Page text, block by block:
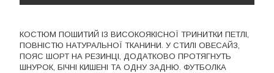
КОСТЮМ ПОШИТИЙ ІЗ ВИСОКОЯКІСНОЇ ТРИНИТКИ ПЕТЛІ,
ПОВНІСТЮ НАТУРАЛЬНОЇ ТКАНИНИ. У СТИЛІ ОВЕСАЙЗ,
ПОЯС ШОРТ НА РЕЗИНЦІ, ДОДАТКОВО ПРОТЯГНУТЬ
ШНУРОК, БІЧНІ КИШЕНІ ТА ОДНУ ЗАДНЮ. ФУТБОЛКА